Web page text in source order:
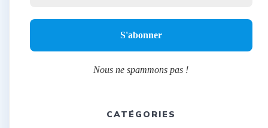
Nous ne spammons pas !
CATÉGORIES